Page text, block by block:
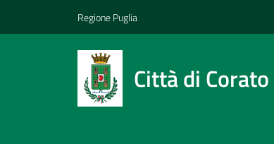
Regione Puglia
Città di Corato